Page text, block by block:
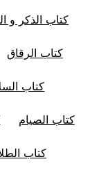
كتاب الذكر و
كتاب الرقاق
كتاب
كتاب الصيام
كتاب